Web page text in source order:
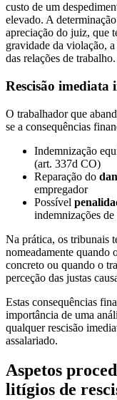
custo de um
elevado. A
apreciação do juiz, que
gravidade da violação,
das relações de trabalho.
Rescisão
O trabalhador que
se a consequências
Indemnização
(art. 337d CO)
Reparação do
empregador
Possível
indemnizações de
Na prática, os tribunais
nomeadamente quando
concreto ou quando o
perceção das justas
Estas consequências
importância de uma
qualquer rescisão
assalariado.
Aspetos
litígios de